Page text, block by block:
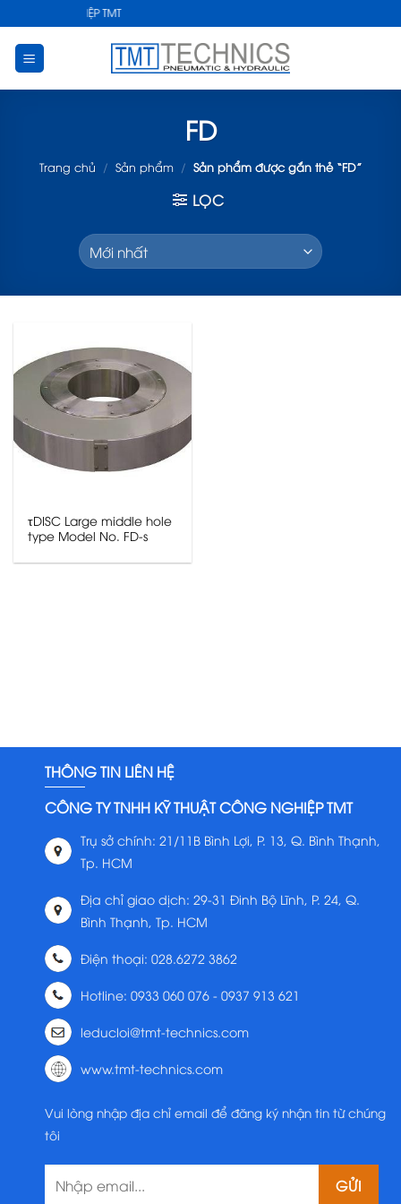
to
content
CÔNG NGHIỆP TMT
FD
Trang chủ / Sản phẩm / Sản phẩm được gắn thẻ “FD”
LỌC
τDISC Large middle hole
type Model No. FD-s
THÔNG TIN LIÊN HỆ
CÔNG TY TNHH KỸ THUẬT CÔNG NGHIỆP TMT
Trụ sở chính: 21/11B Bình Lợi, P. 13, Q. Bình Thạnh,
Tp. HCM
Địa chỉ giao dịch: 29-31 Đinh Bộ Lĩnh, P. 24, Q.
Bình Thạnh, Tp. HCM
Điện thoại: 028.6272 3862
Hotline: 0933 060 076 - 0937 913 621
leducloi@tmt-technics.com
www.tmt-technics.com
Vui lòng nhập địa chỉ email để đăng ký nhận tin từ chúng
tôi